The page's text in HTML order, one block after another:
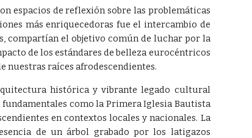
espacios de reflexión sobre las problemáticas
más enriquecedoras fue el intercambio de
compartían el objetivo común de luchar por la
de los estándares de belleza eurocéntricos
nuestras raíces afrodescendientes.
histórica y vibrante legado cultural
como la Primera Iglesia Bautista
en contextos locales y nacionales. La
de un árbol grabado por los latigazos